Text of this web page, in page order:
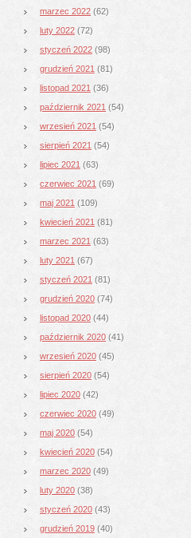
marzec 2022 (62)
luty 2022 (72)
styczeń 2022 (98)
grudzień 2021 (81)
listopad 2021 (36)
październik 2021 (54)
wrzesień 2021 (54)
sierpień 2021 (54)
lipiec 2021 (63)
czerwiec 2021 (69)
maj 2021 (109)
kwiecień 2021 (81)
marzec 2021 (63)
luty 2021 (67)
styczeń 2021 (81)
grudzień 2020 (74)
listopad 2020 (44)
październik 2020 (41)
wrzesień 2020 (45)
sierpień 2020 (54)
lipiec 2020 (42)
czerwiec 2020 (49)
maj 2020 (54)
kwiecień 2020 (54)
marzec 2020 (49)
luty 2020 (38)
styczeń 2020 (43)
grudzień 2019 (40)